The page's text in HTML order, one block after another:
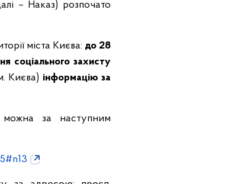
– Наказ) розпочато
міста Києва: до 28
соціального захисту
Києва) інформацію за
можна за наступним